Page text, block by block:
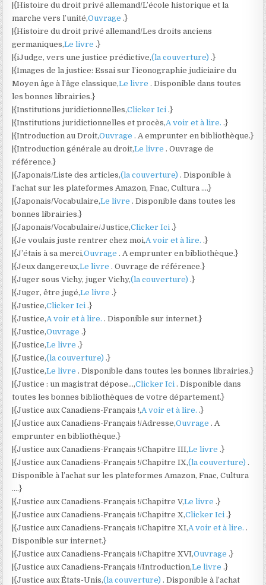
|{Histoire du droit privé allemand/L’école historique et la
marche vers l’unité,Ouvrage.}
|{Histoire du droit privé allemand/Les droits anciens
germaniques,Le livre.}
|{iJudge, vers une justice prédictive,(la couverture).}
|{Images de la justice: Essai sur l’iconographie judiciaire du
Moyen âge à l’âge classique,Le livre. Disponible dans toutes
les bonnes librairies.}
|{Institutions juridictionnelles,Clicker Ici.}
|{Institutions juridictionnelles et procès,A voir et à lire..}
|{Introduction au Droit,Ouvrage. A emprunter en bibliothèque.}
|{Introduction générale au droit,Le livre. Ouvrage de
référence.}
|{Japonais/Liste des articles,(la couverture). Disponible à
l’achat sur les plateformes Amazon, Fnac, Cultura ….}
|{Japonais/Vocabulaire,Le livre. Disponible dans toutes les
bonnes librairies.}
|{Japonais/Vocabulaire/Justice,Clicker Ici.}
|{Je voulais juste rentrer chez moi,A voir et à lire..}
|{J’étais à sa merci,Ouvrage. A emprunter en bibliothèque.}
|{Jeux dangereux,Le livre. Ouvrage de référence.}
|{Juger sous Vichy, juger Vichy,(la couverture).}
|{Juger, être jugé,Le livre.}
|{Justice,Clicker Ici.}
|{Justice,A voir et à lire.. Disponible sur internet.}
|{Justice,Ouvrage.}
|{Justice,Le livre.}
|{Justice,(la couverture).}
|{Justice,Le livre. Disponible dans toutes les bonnes librairies.}
|{Justice : un magistrat dépose…,Clicker Ici. Disponible dans
toutes les bonnes bibliothèques de votre département.}
|{Justice aux Canadiens-Français !,A voir et à lire..}
|{Justice aux Canadiens-Français !/Adresse,Ouvrage. A
emprunter en bibliothèque.}
|{Justice aux Canadiens-Français !/Chapitre III,Le livre.}
|{Justice aux Canadiens-Français !/Chapitre IX,(la couverture).
Disponible à l’achat sur les plateformes Amazon, Fnac, Cultura
….}
|{Justice aux Canadiens-Français !/Chapitre V,Le livre.}
|{Justice aux Canadiens-Français !/Chapitre X,Clicker Ici.}
|{Justice aux Canadiens-Français !/Chapitre XI,A voir et à lire..
Disponible sur internet.}
|{Justice aux Canadiens-Français !/Chapitre XVI,Ouvrage.}
|{Justice aux Canadiens-Français !/Introduction,Le livre.}
|{Justice aux États-Unis,(la couverture). Disponible à l’achat